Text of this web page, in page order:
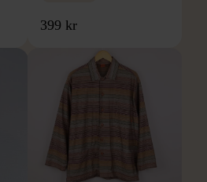
399 kr